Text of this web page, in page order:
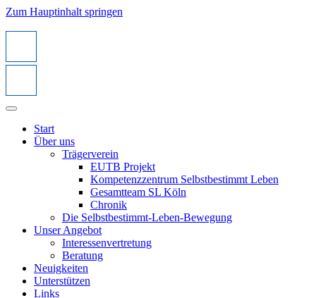
Zum Hauptinhalt springen
Start
Über uns
Trägerverein
EUTB Projekt
Kompetenzzentrum Selbstbestimmt Leben
Gesamtteam SL Köln
Chronik
Die Selbstbestimmt-Leben-Bewegung
Unser Angebot
Interessenvertretung
Beratung
Neuigkeiten
Unterstützen
Links